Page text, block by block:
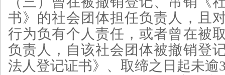
书》的社会团体担任负责人，且
行为负有个人责任，或者曾在被
负责人，自该社会团体被撤销登
法人登记证书》、取缔之日起未逾